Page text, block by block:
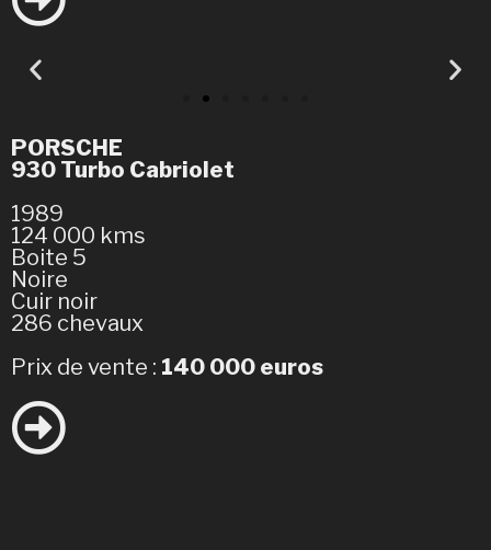
PORSCHE
930 Turbo Cabriolet
1989
124 000 kms
Boite 5
Noire
Cuir noir
286 chevaux
Prix de vente : 140 000 euros